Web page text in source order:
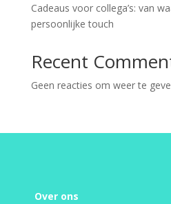
Cadeaus voor collega’s: van
persoonlijke touch
Recent
Geen reacties om weer te
Over ons